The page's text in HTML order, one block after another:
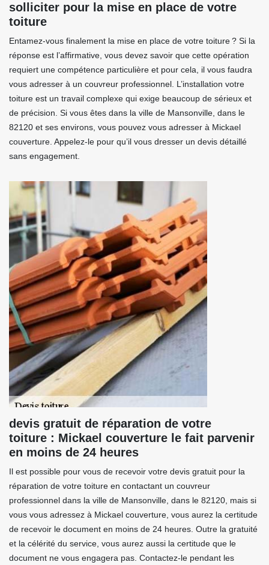
solliciter pour la mise en place de votre
toiture
Entamez-vous finalement la mise en place de votre toiture ? Si la
réponse est l’affirmative, vous devez savoir que cette opération
requiert une compétence particulière et pour cela, il vous faudra
vous adresser à un couvreur professionnel. L’installation votre
toiture est un travail complexe qui exige beaucoup de sérieux et
de précision. Si vous êtes dans la ville de Mansonville, dans le
82120 et ses environs, vous pouvez vous adresser à Mickael
couverture. Appelez-le pour qu’il vous dresser un devis détaillé
sans engagement.
devis gratuit de réparation de votre
toiture : Mickael couverture le fait parvenir
en moins de 24 heures
Il est possible pour vous de recevoir votre devis gratuit pour la
réparation de votre toiture en contactant un couvreur
professionnel dans la ville de Mansonville, dans le 82120, mais si
vous vous adressez à Mickael couverture, vous aurez la certitude
de recevoir le document en moins de 24 heures. Outre la gratuité
et la célérité du service, vous aurez aussi la certitude que le
document ne vous engagera pas. Contactez-le pendant les